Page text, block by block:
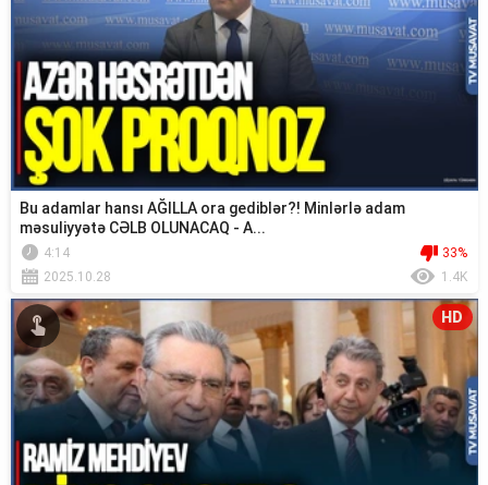
Bu adamlar hansı AĞILLA ora gediblər?! Minlərlə adam
məsuliyyətə CƏLB OLUNACAQ - A...
4:14
33%
2025.10.28
1.4K
HD